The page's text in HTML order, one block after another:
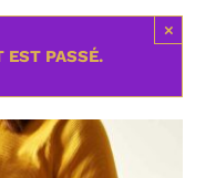
EST PASSÉ.
×